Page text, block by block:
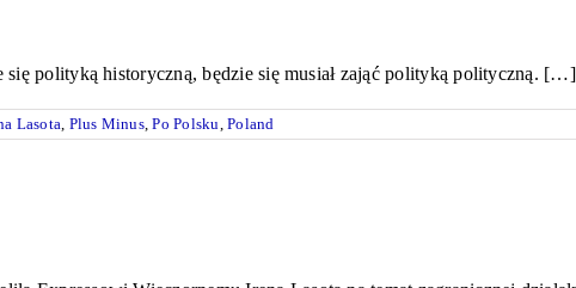
polityką historyczną, będzie się musiał zająć polityką polityczną. […]
Lasota Plus Minus,Po Polsku ,Poland